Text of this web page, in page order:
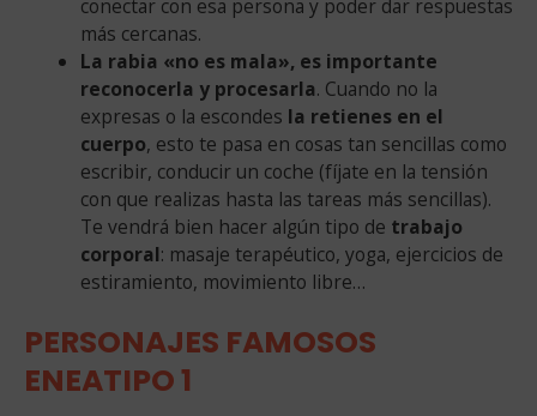
conectar con esa persona y poder dar respuestas
más cercanas.
La rabia «no es mala», es importante
reconocerla y procesarla. Cuando no la
expresas o la escondes la retienes en el
cuerpo, esto te pasa en cosas tan sencillas como
escribir, conducir un coche (fíjate en la tensión
con que realizas hasta las tareas más sencillas).
Te vendrá bien hacer algún tipo de trabajo
corporal: masaje terapéutico, yoga, ejercicios de
estiramiento, movimiento libre…
PERSONAJES FAMOSOS
ENEATIPO 1